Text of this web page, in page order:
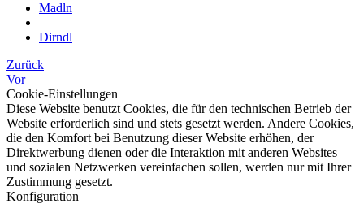
Madln
Dirndl
Zurück
Vor
Cookie-Einstellungen
Diese Website benutzt Cookies, die für den technischen Betrieb der
Website erforderlich sind und stets gesetzt werden. Andere Cookies,
die den Komfort bei Benutzung dieser Website erhöhen, der
Direktwerbung dienen oder die Interaktion mit anderen Websites
und sozialen Netzwerken vereinfachen sollen, werden nur mit Ihrer
Zustimmung gesetzt.
Konfiguration